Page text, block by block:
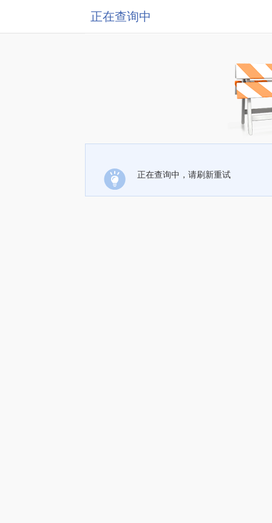
正在查询中
正在查询中，请刷新重试